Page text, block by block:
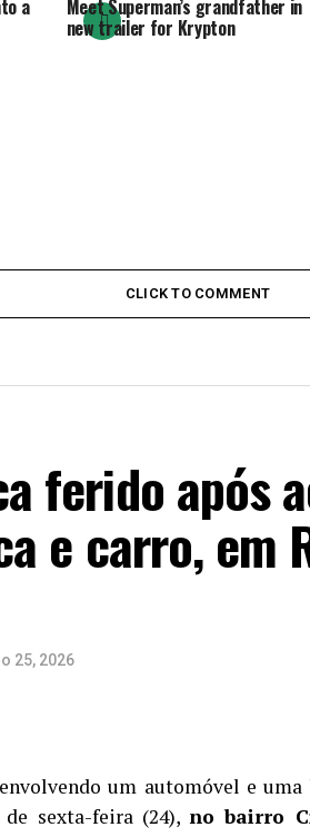
a Meet Superman’s grandfather in
new trailer for Krypton
CLICK TO COMMENT
ferido após
e carro, em
25, 2026
envolvendo um automóvel e
de sexta-feira (24),no bairro